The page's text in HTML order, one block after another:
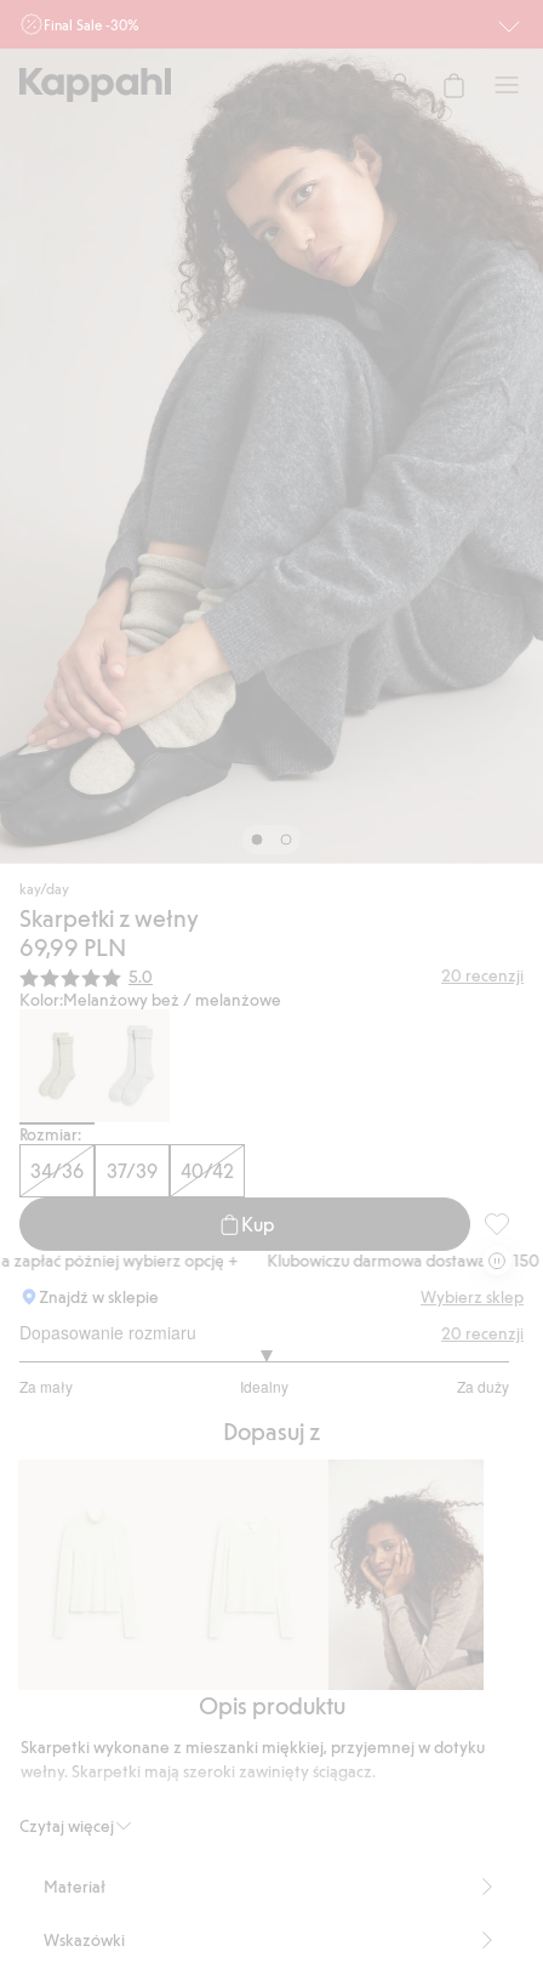
Final Sale -30%
Ważne przy zakupie min. 2 sztuk produktów włączonych w ofertę, również z
działu outlet do 10.8 w sklepach Kappahl i Newbie oraz na kappahl.com. Ofert
nie łączymy
Mężczyzna Dziecko
kay/day
Skarpetki z wełny
69,99 PLN
Średnia ocena:
5.0 20 recenzji
Kolor:Melanżowy beż / melanżowe
Rozmiar:
34/36 37/39 40/42
Kup
później wybierz opcję +
Klubowiczu darmowa dostawa od 150 zł
Znajdź w sklepie
Wybierz sklep
Dopasowanie rozmiaru
Za mały Idealny Za duży
na
20 recenzji
Dopasuj z
wełny
Top
Top
wełny
Opis produktu
Czytaj więcej
Skarpetki wykonane z mieszanki miękkiej, przyjemnej w dotyku
wełny. Skarpetki mają szeroki zawinięty ściągacz.
kay/day
spacery, podróże lub na czas spędzany w domu.
Numer artykułu
Materiał
Wskazówki